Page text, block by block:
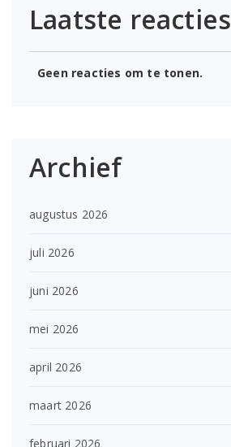
Laatste reacties
Geen reacties om te tonen.
Archief
augustus 2026
juli 2026
juni 2026
mei 2026
april 2026
maart 2026
februari 2026